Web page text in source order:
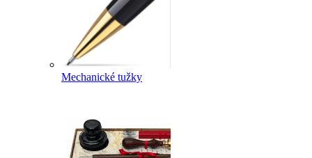
Mechanické tužky